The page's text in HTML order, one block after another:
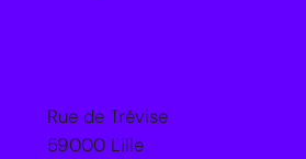
Rue de Trévise
59000 Lille